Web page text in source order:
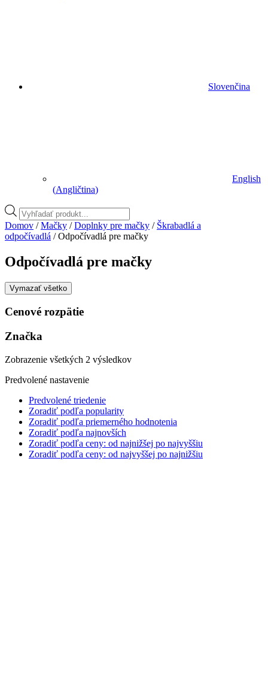
Slovenčina
English
(Angličtina)
Vyhľadávanie
produktov
Domov /Mačky /Doplnky pre mačky / Škrabadlá a
odpočívadlá / Odpočívadlá pre mačky
Odpočívadlá pre mačky
Vymazať všetko
Cenové rozpätie
Značka
Zobrazenie všetkých 2 výsledkov
Predvolené nastavenie
Predvolené triedenie
Zoradiť podľa popularity
Zoradiť podľa priemerného hodnotenia
Zoradiť podľa najnovších
Zoradiť podľa ceny: od najnižšej po najvyššiu
Zoradiť podľa ceny: od najvyššej po najnižšiu